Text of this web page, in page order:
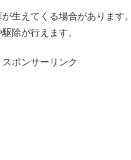
生えてくる場合があります
除が行えます。
スポンサーリンク